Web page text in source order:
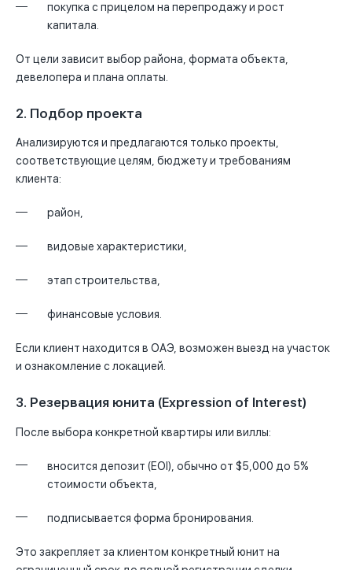
покупка с прицелом на перепродажу и рост
капитала.
От цели зависит выбор района, формата объекта,
девелопера и плана оплаты.
2. Подбор проекта
Анализируются и предлагаются только проекты,
соответствующие целям, бюджету и требованиям
клиента:
район,
видовые характеристики,
этап строительства,
финансовые условия.
Если клиент находится в ОАЭ, возможен выезд на участок
и ознакомление с локацией.
3. Резервация юнита (Expression of Interest)
После выбора конкретной квартиры или виллы:
вносится депозит (EOI), обычно от $5,000 до 5%
стоимости объекта,
подписывается форма бронирования.
Это закрепляет за клиентом конкретный юнит на